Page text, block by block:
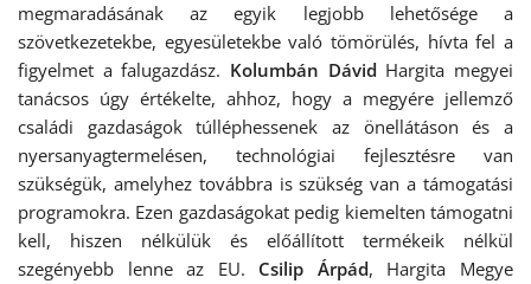
megmaradásának az egyik legjobb lehetősége a
szövetkezetekbe, egyesületekbe való tömörülés, hívta fel a
figyelmet a falugazdász. Kolumbán DávidHargita megyei
tanácsos úgy értékelte, ahhoz, hogy a megyére jellemző
családi gazdaságok túlléphessenek az önellátáson és a
nyersanyagtermelésen, technológiai fejlesztésre van
szükségük, amelyhez továbbra is szükség van a támogatási
programokra. Ezen gazdaságokat pedig kiemelten támogatni
kell, hiszen nélkülük és előállított termékeik nélkül
szegényebb lenne az EU. Csilip Árpád, Hargita Megye